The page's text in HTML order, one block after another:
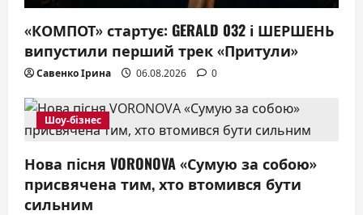
n
«КОМПОТ» стартує: GERALD 032 і ШЕРШЕНЬ
випустили перший трек «Притули»
Савенко Ірина 06.08.2026 0
Шоу-бізнес
Нова пісня VORONOVA «Сумую за собою»
присвячена тим, хто втомився бути
сильним